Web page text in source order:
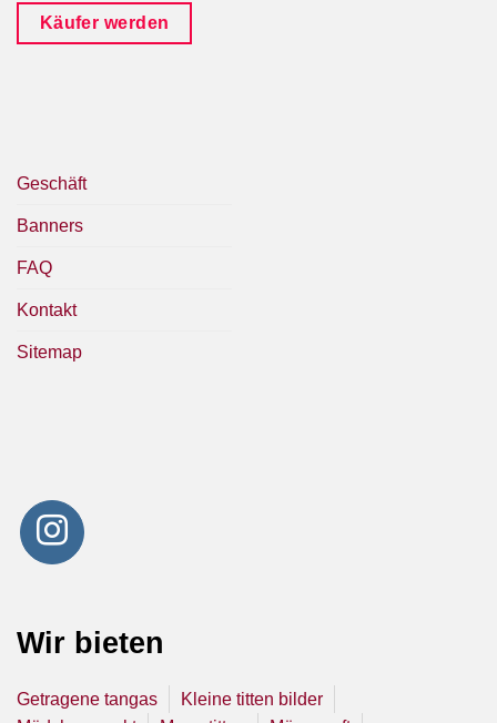
Käufer werden
Geschäft
Banners
FAQ
Kontakt
Sitemap
Wir bieten
Getragene tangas
Kleine titten bilder